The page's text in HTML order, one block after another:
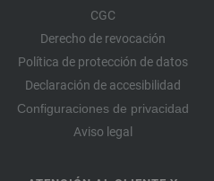
CGC
Derecho de revocación
Política de protección de datos
Declaración de accesibilidad
Configuraciones de privacidad
Aviso legal